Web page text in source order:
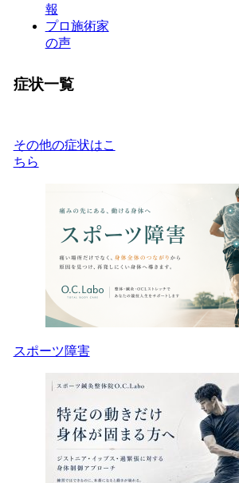
報
プロ施術家
の声
症状一覧
その他の症状はこ
ちら
スポーツ障害